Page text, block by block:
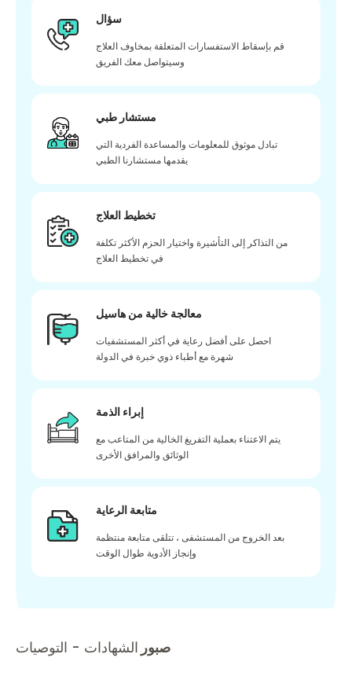
سؤال
قم بإسقاط الاستفسارات المتعلقة بمخاوف العلاج
وسيتواصل معك الفريق
مستشار طبي
تبادل موثوق للمعلومات والمساعدة الفردية التي
يقدمها مستشارنا الطبي
تخطيط العلاج
من التذاكر إلى التأشيرة واختيار الحزم الأكثر تكلفة
في تخطيط العلاج
معالجة خالية من هاسيل
احصل على أفضل رعاية في أكثر المستشفيات
شهرة مع أطباء ذوي خبرة في الدولة
إبراء الذمة
يتم الاعتناء بعملية التفريغ الخالية من المتاعب مع
الوثائق والمرافق الأخرى
متابعة الرعاية
بعد الخروج من المستشفى ، تتلقى متابعة منتظمة
وإنجاز الأدوية طوال الوقت
صبور الشهادات - التوصيات